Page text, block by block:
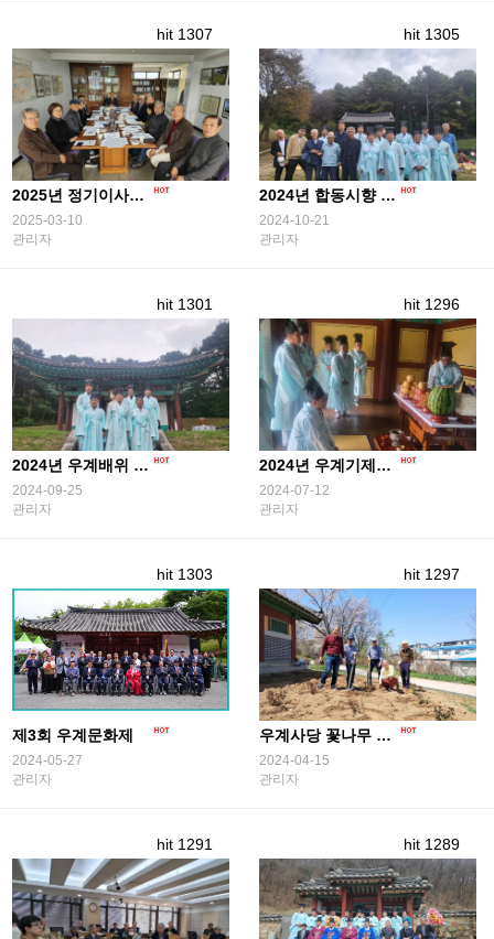
hit 1307
2025년 정기이사회 개최
2025-03-10
관리자
hit 1305
2024년 합동시향 성료
2024-10-21
관리자
hit 1301
2024년 우계배위 고령신씨 기제사 봉행 성료
2024-09-25
관리자
hit 1296
2024년 우계기제사 봉행
2024-07-12
관리자
hit 1303
제3회 우계문화제
2024-05-27
관리자
hit 1297
우계사당 꽃나무 심기 행사
2024-04-15
관리자
hit 1291 hit 1289